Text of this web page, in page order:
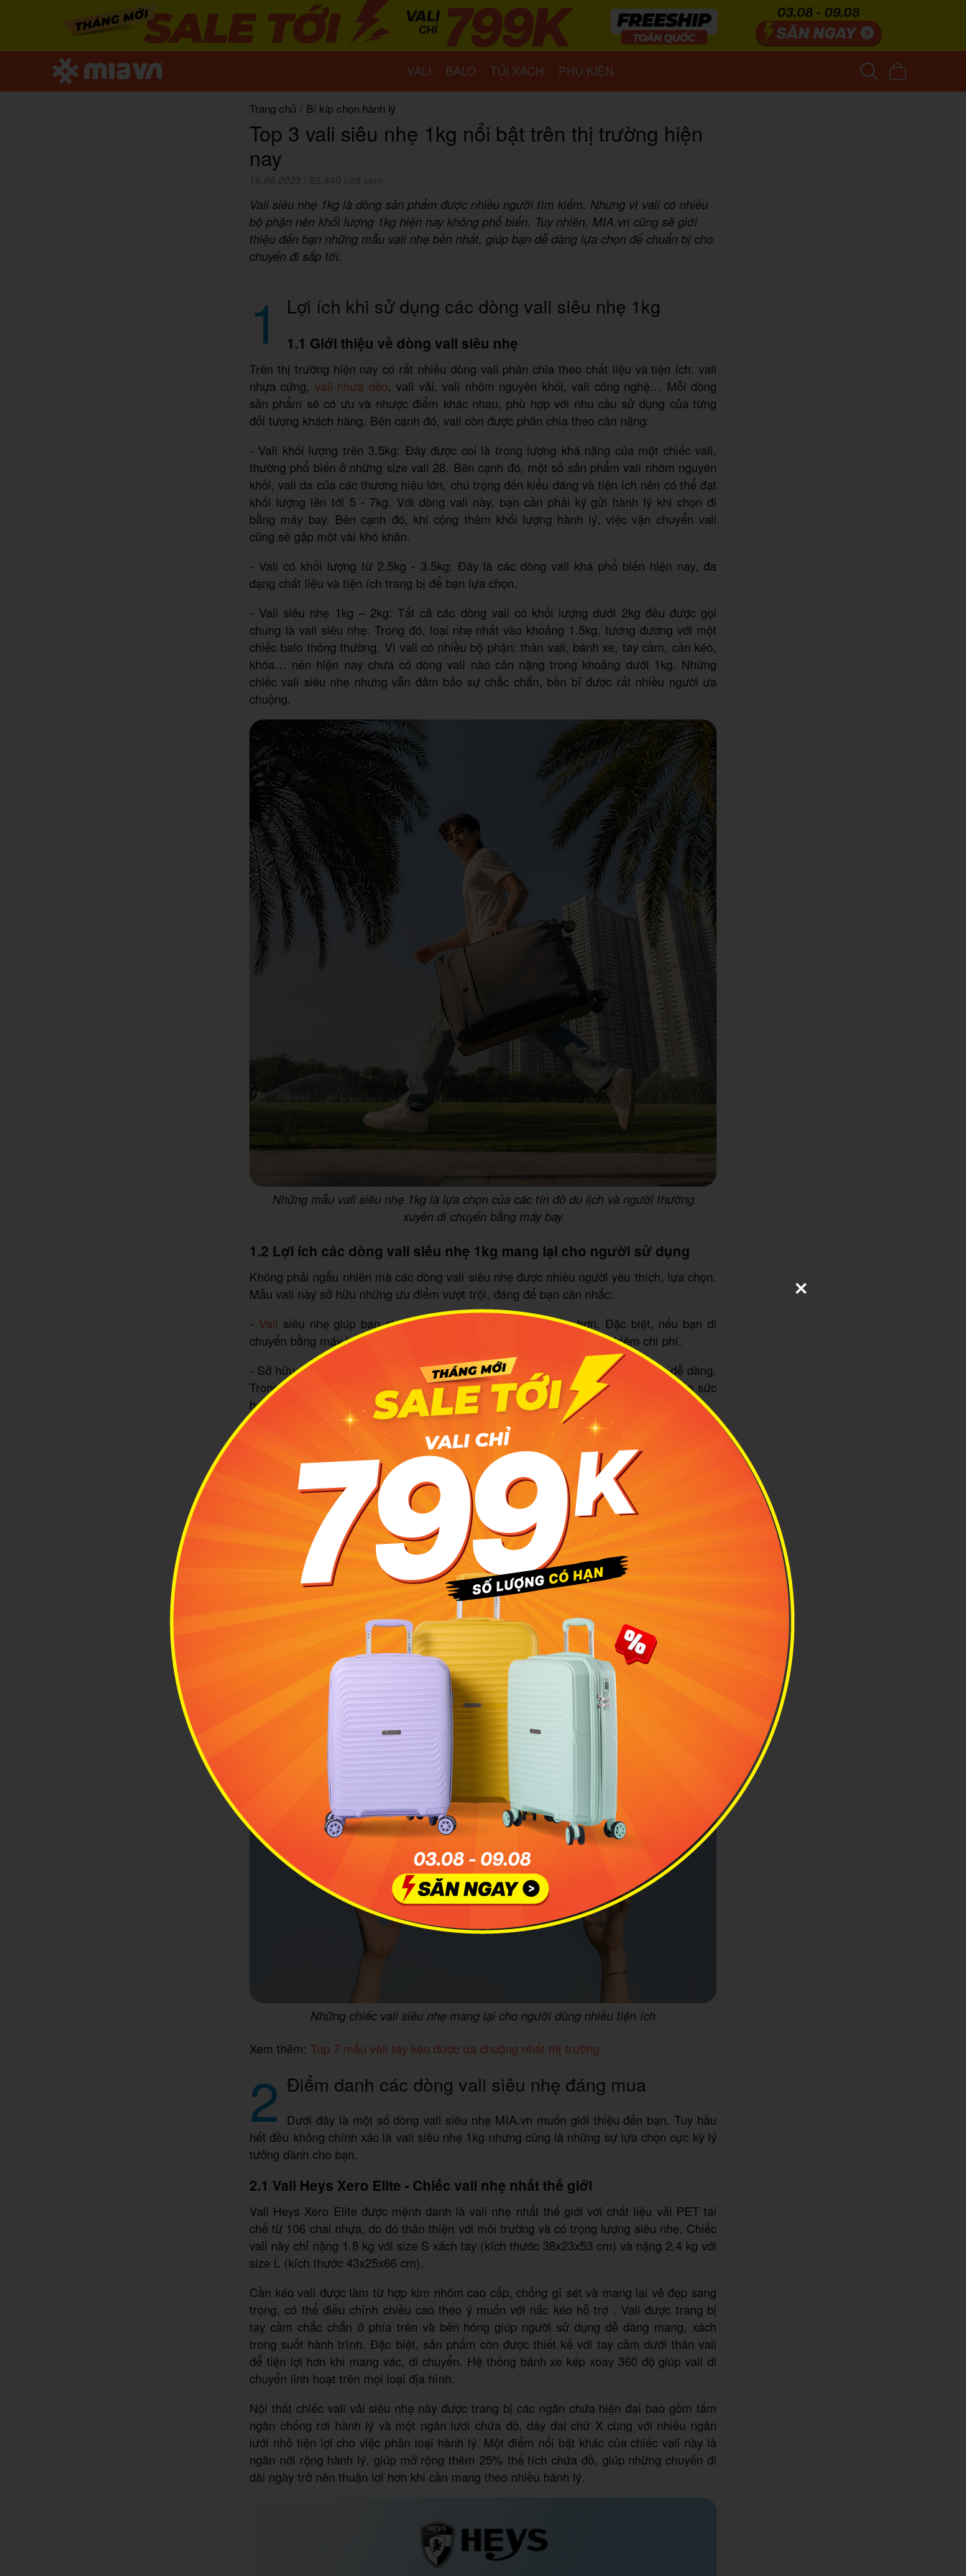
VALI BALO TÚI XÁCH PHỤ KIỆN
Trang chủ / Bí kíp chọn hành lý
Top 3 vali siêu nhẹ 1kg nổi bật trên thị trường hiện
nay
16.06.2023 62,440 lượt xem
Vali siêu nhẹ 1kg là dòng sản phẩm được nhiều người tìm kiếm. Nhưng vì vali có nhiều
bộ phận nên khối lượng 1kg hiện nay không phổ biến. Tuy nhiên, MIA.vn cũng sẽ giới
thiệu đến bạn những mẫu vali nhẹ bền nhất, giúp bạn dễ dàng lựa chọn để chuẩn bị cho
chuyến đi sắp tới.
1 Lợi ích khi sử dụng các dòng vali siêu nhẹ 1kg
1.1 Giới thiệu về dòng vali siêu nhẹ
Trên thị trường hiện nay có rất nhiều dòng vali phân chia theo chất liệu và tiện ích: vali
nhựa cứng, vali nhựa dẻo, vali vải, vali nhôm nguyên khối, vali công nghệ… Mỗi dòng
sản phẩm sẽ có ưu và nhược điểm khác nhau, phù hợp với nhu cầu sử dụng của từng
đối tượng khách hàng. Bên cạnh đó, vali còn được phân chia theo cân nặng:
- Vali khối lượng trên 3.5kg: Đây được coi là trọng lượng khá nặng của một chiếc vali,
thường phổ biến ở những size vali 28. Bên cạnh đó, một số sản phẩm vali nhôm nguyên
khối, vali da của các thương hiệu lớn, chú trọng đến kiểu dáng và tiện ích nên có thể đạt
khối lượng lên tới 5 - 7kg. Với dòng vali này, bạn cần phải ký gửi hành lý khi chọn đi
bằng máy bay. Bên cạnh đó, khi cộng thêm khối lượng hành lý, việc vận chuyển vali
cũng sẽ gặp một vài khó khăn.
- Vali có khối lượng từ 2.5kg - 3.5kg: Đây là các dòng vali khá phổ biến hiện nay, đa
dạng chất liệu và tiện ích trang bị để bạn lựa chọn.
- Vali siêu nhẹ 1kg – 2kg: Tất cả các dòng vali có khối lượng dưới 2kg đều được gọi
chung là vali siêu nhẹ. Trong đó, loại nhẹ nhất vào khoảng 1.5kg, tương đương với một
chiếc balo thông thường. Vì vali có nhiều bộ phận: thân vali, bánh xe, tay cầm, cần kéo,
khóa… nên hiện nay chưa có dòng vali nào cân nặng trong khoảng dưới 1kg. Những
chiếc vali siêu nhẹ nhưng vẫn đảm bảo sự chắc chắn, bền bỉ được rất nhiều người ưa
chuộng.
Những mẫu vali siêu nhẹ 1kg là lựa chọn của các tín đồ du lịch và người thường
xuyên di chuyển bằng máy bay
1.2 Lợi ích các dòng vali siêu nhẹ 1kg mang lại cho người sử dụng
Không phải ngẫu nhiên mà các dòng vali siêu nhẹ được nhiều người yêu thích, lựa chọn.
Mẫu vali này sở hữu những ưu điểm vượt trội, đáng để bạn cân nhắc:
- Vali siêu nhẹ giúp bạn chứa được nhiều hành lý, đồ dùng hơn. Đặc biệt, nếu bạn di
chuyển bằng máy bay thì có thể xách tay hành lý, hạn chế ký gửi tiết kiệm chi phí.
- Sở hữu một chiếc vali trọng lượng siêu nhẹ, bạn có thể di chuyển linh hoạt và dễ dàng.
Trong một số trường hợp, nếu cần xách hoặc mang vác hành lý, bạn cũng sẽ ít tốn sức
hơn.
- Trong những hành trình dài, khi đã thấm mệt thì việc kéo theo một chiếc vali siêu nhẹ
1kg sẽ giúp giảm áp lực lên cánh tay, cổ tay, để bạn giảm căng thẳng, mệt mỏi.
- Trong trường hợp di chuyển trên những địa hình gập ghềnh, gồ ghề, leo dốc hay phải
chạy thật nhanh thì một chiếc vali khối lượng nặng sẽ gây ra rất nhiều cản trở. Thay vào
đó, sử dụng vali kéo siêu nhẹ sẽ giúp ích cho bạn rất nhiều.
Những chiếc vali siêu nhẹ mang lại cho người dùng nhiều tiện ích
Xem thêm: Top 7 mẫu vali tay kéo được ưa chuộng nhất thị trường
2 Điểm danh các dòng vali siêu nhẹ đáng mua
Dưới đây là một số dòng vali siêu nhẹ MIA.vn muốn giới thiệu đến bạn. Tuy hầu
hết đều không chính xác là vali siêu nhẹ 1kg nhưng cũng là những sự lựa chọn cực kỳ lý
tưởng dành cho bạn.
2.1 Vali Heys Xero Elite - Chiếc vali nhẹ nhất thế giới
Vali Heys Xero Elite được mệnh danh là vali nhẹ nhất thế giới với chất liệu vải PET tái
chế từ 106 chai nhựa, do đó thân thiện với môi trường và có trọng lượng siêu nhẹ. Chiếc
vali này chỉ nặng 1.8 kg với size S xách tay (kích thước 38x23x53 cm) và nặng 2.4 kg với
size L (kích thước 43x25x66 cm).
Cần kéo vali được làm từ hợp kim nhôm cao cấp, chống gỉ sét và mang lại vẻ đẹp sang
trọng, có thể điều chỉnh chiều cao theo ý muốn với nấc kéo hỗ trợ . Vali được trang bị
tay cầm chắc chắn ở phía trên và bên hông giúp người sử dụng dễ dàng mang, xách
trong suốt hành trình. Đặc biệt, sản phẩm còn được thiết kế với tay cầm dưới thân vali
để tiện lợi hơn khi mang vác, di chuyển. Hệ thống bánh xe kép xoay 360 độ giúp vali di
chuyển linh hoạt trên mọi loại địa hình.
Nội thất chiếc vali vải siêu nhẹ này được trang bị các ngăn chứa hiện đại bao gồm tấm
ngăn chống rơi hành lý và một ngăn lưới chứa đồ, dây đai chữ X cùng với nhiều ngăn
lưới nhỏ tiện lợi cho việc phân loại hành lý. Một điểm nổi bật khác của chiếc vali này là
ngăn nới rộng hành lý, giúp mở rộng thêm 25% thể tích chứa đồ, giúp những chuyến đi
dài ngày trở nên thuận lợi hơn khi cần mang theo nhiều hành lý.